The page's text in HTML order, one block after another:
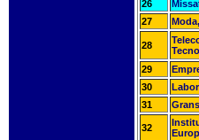
26
27
28
29
30
31
32